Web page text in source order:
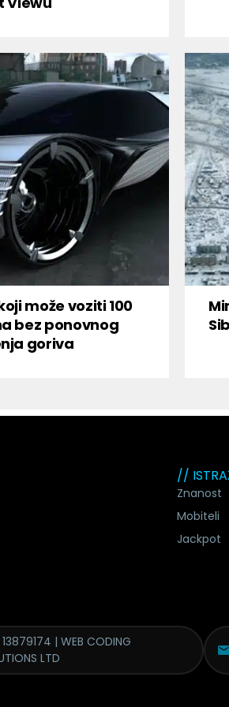
može voziti 100
bez ponovnog
goriva
//
Znanost
Mobiteli
Jackpot
13879174 | WEB CODING
LTD